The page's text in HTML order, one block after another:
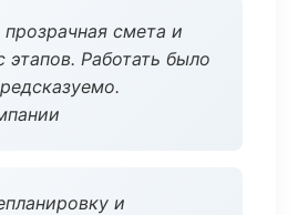
смета и
этапов. Работать было
и